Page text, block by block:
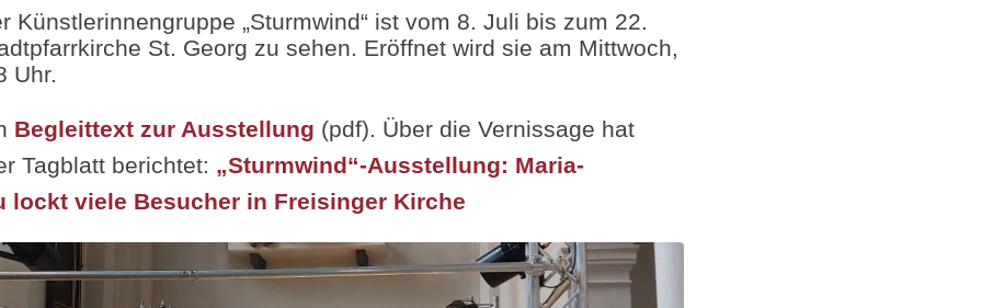
Künstlerinnengruppe „Sturmwind“ ist vom 8. Juli bis zum 22.
St. Georg zu sehen. Eröffnet wird sie am Mittwoch,
Uhr.
Begleittext zur Ausstellung (pdf). Über die Vernissage hat
Tagblatt berichtet: „Sturmwind“-Ausstellung: Maria-
lockt viele Besucher in Freisinger Kirche